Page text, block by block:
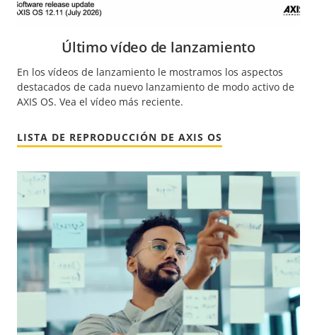
Último vídeo de lanzamiento
En los vídeos de lanzamiento le mostramos los aspectos
destacados de cada nuevo lanzamiento de modo activo de
AXIS OS. Vea el vídeo más reciente.
LISTA DE REPRODUCCIÓN DE AXIS OS